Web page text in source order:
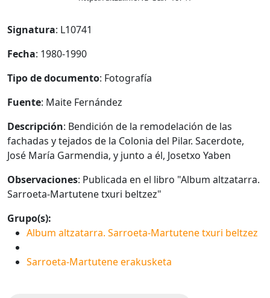
Signatura: L10741
Fecha: 1980-1990
Tipo de documento: Fotografía
Fuente: Maite Fernández
Descripción: Bendición de la remodelación de las
fachadas y tejados de la Colonia del Pilar. Sacerdote,
José María Garmendia, y junto a él, Josetxo Yaben
Observaciones: Publicada en el libro "Album altzatarra.
Sarroeta-Martutene txuri beltzez"
Grupo(s):
Album altzatarra. Sarroeta-Martutene txuri beltzez
Sarroeta-Martutene erakusketa